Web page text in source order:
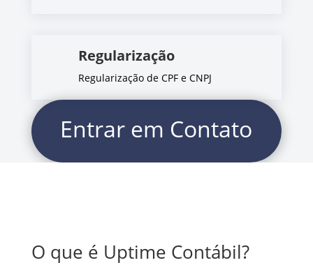
Regularização
Regularização de CPF e CNPJ
Entrar em Contato
O que é Uptime Contábil?